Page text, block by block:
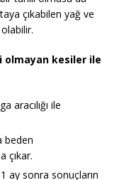
çıkabilen yağ ve
olmayan kesiler ile
aracılığı ile
beden
çıkar.
ay sonra sonuçların